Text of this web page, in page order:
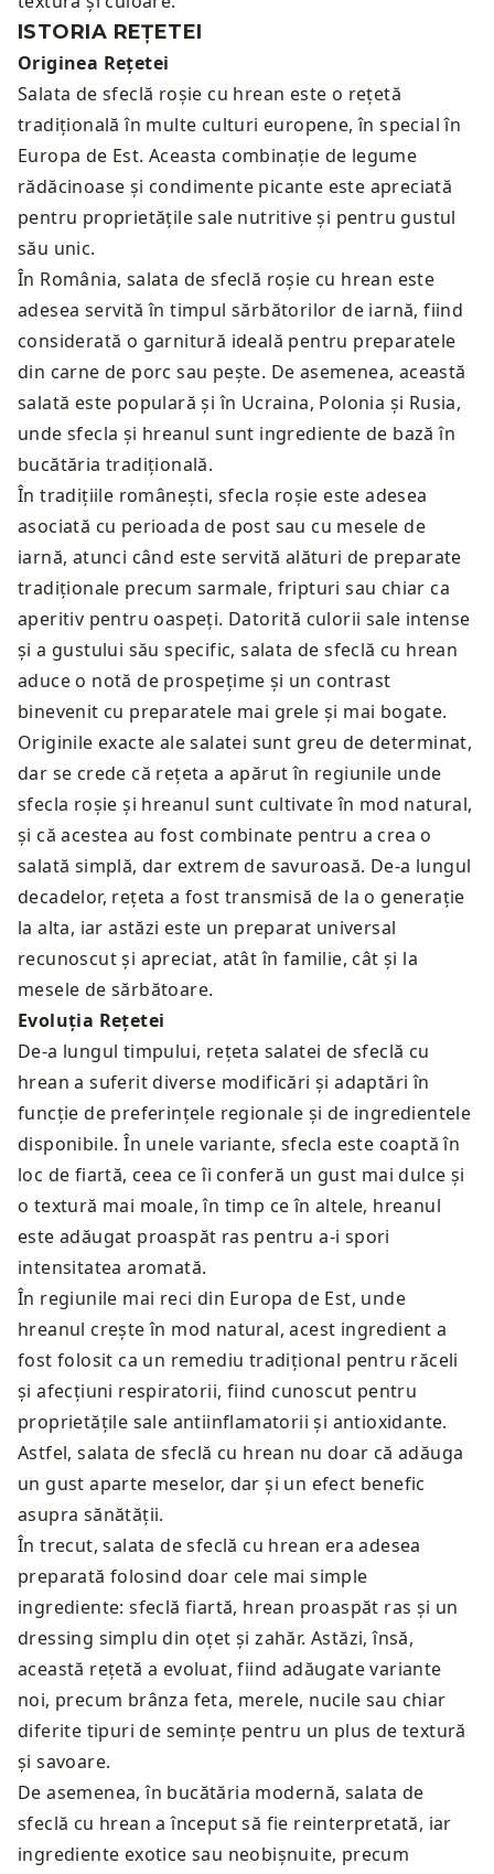
ISTORIA REȚETEI
Originea Rețetei
Salata de sfeclă roșie cu hrean este o rețetă
tradițională în multe culturi europene, în special în
Europa de Est. Aceasta combinație de legume
rădăcinoase și condimente picante este apreciată
pentru proprietățile sale nutritive și pentru gustul
său unic.
În România, salata de sfeclă roșie cu hrean este
adesea servită în timpul sărbătorilor de iarnă, fiind
considerată o garnitură ideală pentru preparatele
din carne de porc sau pește. De asemenea, această
salată este populară și în Ucraina, Polonia și Rusia,
unde sfecla și hreanul sunt ingrediente de bază în
bucătăria tradițională.
În tradițiile românești, sfecla roșie este adesea
asociată cu perioada de post sau cu mesele de
iarnă, atunci când este servită alături de preparate
tradiționale precum sarmale, fripturi sau chiar ca
aperitiv pentru oaspeți. Datorită culorii sale intense
și a gustului său specific, salata de sfeclă cu hrean
aduce o notă de prospețime și un contrast
binevenit cu preparatele mai grele și mai bogate.
Originile exacte ale salatei sunt greu de determinat,
dar se crede că rețeta a apărut în regiunile unde
sfecla roșie și hreanul sunt cultivate în mod natural,
și că acestea au fost combinate pentru a crea o
salată simplă, dar extrem de savuroasă. De-a lungul
decadelor, rețeta a fost transmisă de la o generație
la alta, iar astăzi este un preparat universal
recunoscut și apreciat, atât în familie, cât și la
mesele de sărbătoare.
Evoluția Rețetei
De-a lungul timpului, rețeta salatei de sfeclă cu
hrean a suferit diverse modificări și adaptări în
funcție de preferințele regionale și de ingredientele
disponibile. În unele variante, sfecla este coaptă în
loc de fiartă, ceea ce îi conferă un gust mai dulce și
o textură mai moale, în timp ce în altele, hreanul
este adăugat proaspăt ras pentru a-i spori
intensitatea aromată.
În regiunile mai reci din Europa de Est, unde
hreanul crește în mod natural, acest ingredient a
fost folosit ca un remediu tradițional pentru răceli
și afecțiuni respiratorii, fiind cunoscut pentru
proprietățile sale antiinflamatorii și antioxidante.
Astfel, salata de sfeclă cu hrean nu doar că adăuga
un gust aparte meselor, dar și un efect benefic
asupra sănătății.
În trecut, salata de sfeclă cu hrean era adesea
preparată folosind doar cele mai simple
ingrediente: sfeclă fiartă, hrean proaspăt ras și un
dressing simplu din oțet și zahăr. Astăzi, însă,
această rețetă a evoluat, fiind adăugate variante
noi, precum brânza feta, merele, nucile sau chiar
diferite tipuri de semințe pentru un plus de textură
și savoare.
De asemenea, în bucătăria modernă, salata de
sfeclă cu hrean a început să fie reinterpretată, iar
ingrediente exotice sau neobișnuite, precum